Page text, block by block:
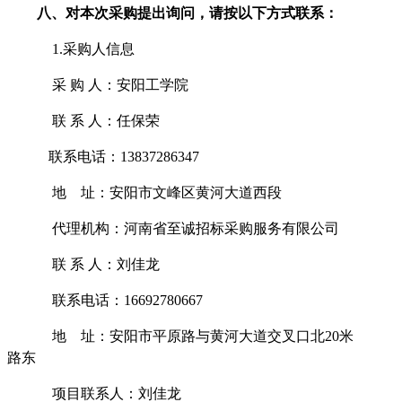
八、对本次采购提出询问，请按以下方式联系：
1.采购人信息
采 购 人： 安阳工学院
联 系 人：任保荣
联系电话： 13837286347
地 址：安阳市文峰区黄河大道西段
代理机构：河南省至诚招标采购服务有限公司
联 系 人：刘佳龙
联系电话： 16692780667
地 址：安阳市平原路与黄河大道交叉口北20米
路东
项目联系人：刘佳龙